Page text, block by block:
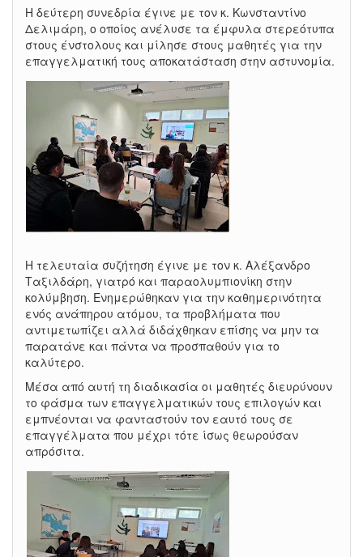
Η δεύτερη συνεδρία έγινε με τον κ. Κωνσταντίνο
Δελιμάρη, ο οποίος ανέλυσε τα έμφυλα στερεότυπα
στους ένστολους και μίλησε στους μαθητές για την
επαγγελματική τους αποκατάσταση στην αστυνομία.
Η τελευταία συζήτηση έγινε με τον κ. Αλέξανδρο
Ταξιλδάρη, γιατρό και παραολυμπιονίκη στην
κολύμβηση. Ενημερώθηκαν για την καθημερινότητα
ενός ανάπηρου ατόμου, τα προβλήματα που
αντιμετωπίζει αλλά διδάχθηκαν επίσης να μην τα
παρατάνε και πάντα να προσπαθούν για το
καλύτερο.
Μέσα από αυτή τη διαδικασία οι μαθητές διευρύνουν
το φάσμα των επαγγελματικών τους επιλογών και
εμπνέονται να φανταστούν τον εαυτό τους σε
επαγγέλματα που μέχρι τότε ίσως θεωρούσαν
απρόσιτα.